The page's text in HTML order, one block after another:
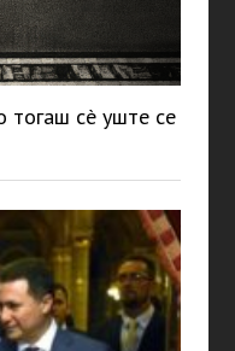
тогаш сè уште се